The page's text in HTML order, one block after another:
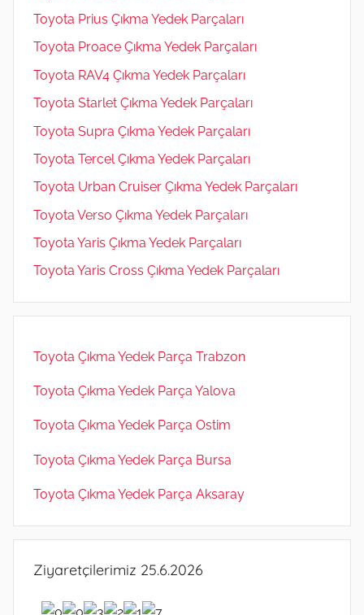
Toyota Prius Çıkma Yedek Parçaları
Toyota Proace Çıkma Yedek Parçaları
Toyota RAV4 Çıkma Yedek Parçaları
Toyota Starlet Çıkma Yedek Parçaları
Toyota Supra Çıkma Yedek Parçaları
Toyota Tercel Çıkma Yedek Parçaları
Toyota Urban Cruiser Çıkma Yedek Parçaları
Toyota Verso Çıkma Yedek Parçaları
Toyota Yaris Çıkma Yedek Parçaları
Toyota Yaris Cross Çıkma Yedek Parçaları
Toyota Çıkma Yedek Parça Trabzon
Toyota Çıkma Yedek Parça Yalova
Toyota Çıkma Yedek Parça Ostim
Toyota Çıkma Yedek Parça Bursa
Toyota Çıkma Yedek Parça Aksaray
Ziyaretçilerimiz 25.6.2026